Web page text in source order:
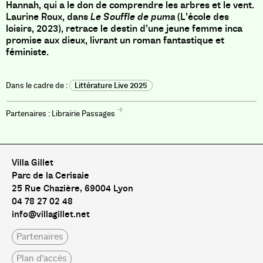
Hannah, qui a le don de comprendre les arbres et le vent.
Laurine Roux, dansLe Souffle de puma(L’école des
loisirs, 2023), retrace le destin d’une jeune femme inca
promise aux dieux, livrant un roman fantastique et
féministe.
Littérature Live 2025
Librairie Passages
Villa Gillet
Parc de la Cerisaie
25 Rue Chazière, 69004 Lyon
04 78 27 02 48
info@villagillet.net
Partenaires
Plan d'accès